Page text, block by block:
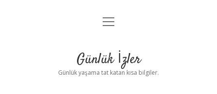
Anasayfa
Yasal Uyarı
menüyü
Günlük İzler
Günlük yaşama tat katan kısa bilgiler.